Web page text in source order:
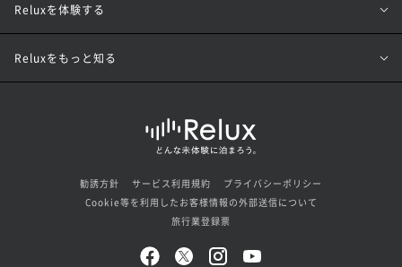
Reluxを体験する
Reluxをもっと知る
勧誘方針 サービス利用規約
プライバシーポリシー
Cookie等を利用したお客様情報の外部送信について
旅行業登録票